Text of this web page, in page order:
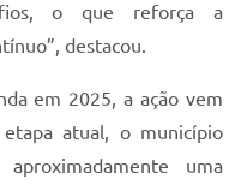
fios, o que reforça a
destacou.
em 2025, a ação vem
atual, o município
uma